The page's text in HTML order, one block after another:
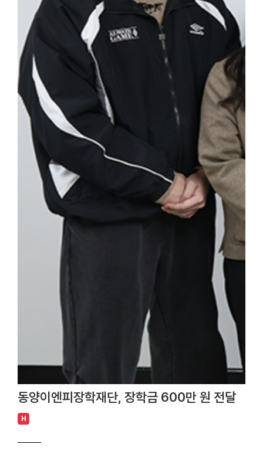
동양이엔피장학재단, 장학금 600만 원 전달
H